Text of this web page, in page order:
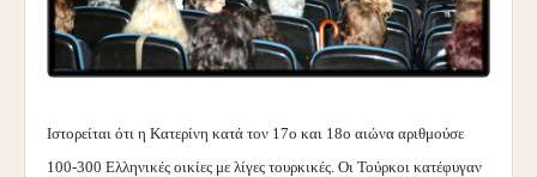
Ιστορείται ότι η Κατερίνη κατά τον 17ο και 18ο αιώνα αριθμούσε
100-300 Ελληνικές οικίες με λίγες τουρκικές. Οι Τούρκοι κατέφυγαν